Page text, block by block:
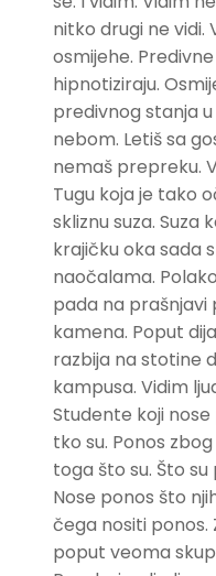
nitko drugi ne vidi.
osmijehe.
hipnotiziraju.
predivnog stanja
nebom. Letiš sa
nemaš prepreku.
Tugu koja je tako
skliznu suza. Suza
krajičku oka sada
naočalama.
pada na
kamena. Poput
razbija na stotine
kampusa. Vidim
Studente koji
tko su. Ponos
toga što su. Što
Nose ponos što
čega nositi ponos.
poput veoma